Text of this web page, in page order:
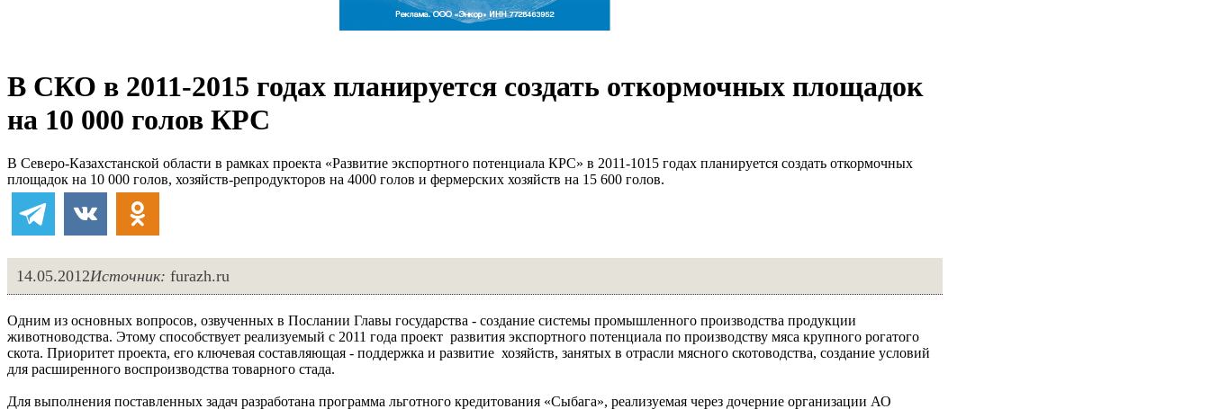
В СКО в 2011-2015 годах планируется создать откормочных площадок
на 10 000 голов КРС
В Северо-Казахстанской области в рамках проекта «Развитие экспортного потенциала КРС» в 2011-1015 годах планируется создать откормочных
площадок на 10 000 голов, хозяйств-репродукторов на 4000 голов и фермерских хозяйств на 15 600 голов.
14.05.2012Источник: furazh.ru
Одним из основных вопросов, озвученных в Послании Главы государства - создание системы промышленного производства продукции
животноводства. Этому способствует реализуемый с 2011 года проект развития экспортного потенциала по производству мяса крупного рогатого
скота. Приоритет проекта, его ключевая составляющая - поддержка и развитие хозяйств, занятых в отрасли мясного скотоводства, создание условий
для расширенного воспроизводства товарного стада.
Для выполнения поставленных задач разработана программа льготного кредитования «Сыбага», реализуемая через дочерние организации АО